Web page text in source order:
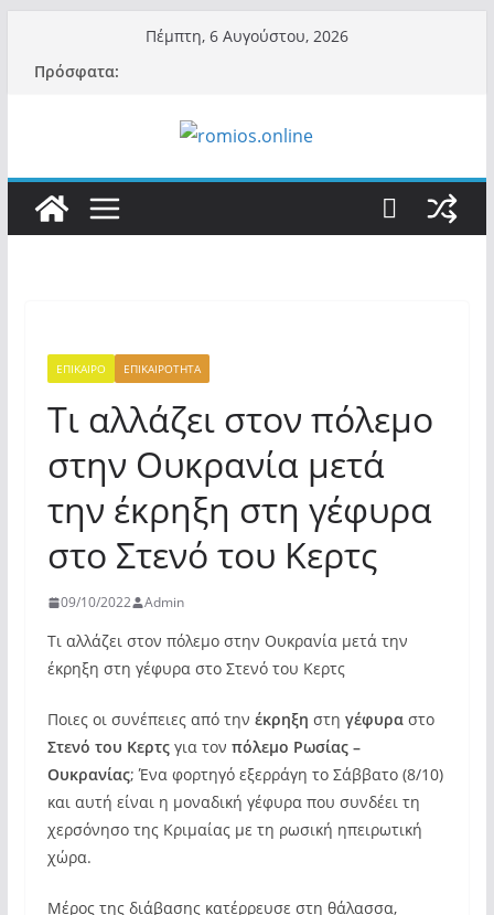
περιεχόμενο
Πέμπτη, 6 Αυγούστου, 2026
Πρόσφατα:
ΕΠΙΚΑΙΡΟ ΕΠΙΚΑΙΡΟΤΗΤΑ
Τι αλλάζει στον πόλεμο
στην Ουκρανία μετά
την έκρηξη στη γέφυρα
στο Στενό του Κερτς
09/10/2022 Admin
Τι αλλάζει στον πόλεμο στην Ουκρανία μετά την
έκρηξη στη γέφυρα στο Στενό του Κερτς
Ποιες οι συνέπειες από την έκρηξη στη γέφυραστο
Στενό του Κερτςγια τον πόλεμο Ρωσίας –
Ουκρανίας; Ένα φορτηγό εξερράγη το Σάββατο (8/10)
και αυτή είναι η μοναδική γέφυρα που συνδέει τη
χερσόνησο της Κριμαίας με τη ρωσική ηπειρωτική
χώρα.
Μέρος της διάβασης κατέρρευσε στη θάλασσα,